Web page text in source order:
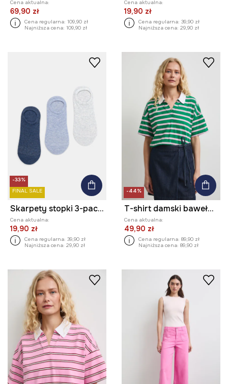
Cena aktualna:
69,90 zł
Cena regularna: 109,90 zł
Najniższa cena: 109,90 zł
Cena aktualna:
19,90 zł
Cena regularna: 39,90 zł
Najniższa cena: 29,90 zł
-33%
FINAL SALE
Skarpety stopki 3-pack damskie z bawełną melanżowe
Cena aktualna:
19,90 zł
Cena regularna: 39,90 zł
Najniższa cena: 29,90 zł
-44%
T-shirt damski bawełniany w paski
Cena aktualna:
49,90 zł
Cena regularna: 89,90 zł
Najniższa cena: 89,90 zł